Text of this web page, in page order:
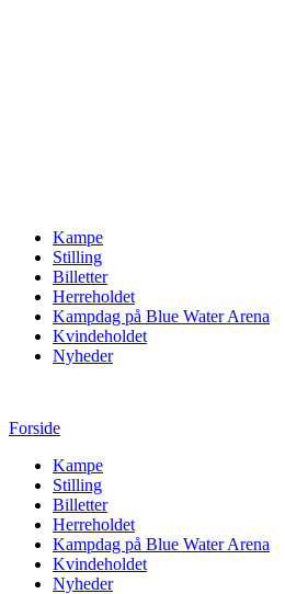
Kampe
Stilling
Billetter
Herreholdet
Kampdag på Blue Water Arena
Kvindeholdet
Nyheder
Forside
Kampe
Stilling
Billetter
Herreholdet
Kampdag på Blue Water Arena
Kvindeholdet
Nyheder